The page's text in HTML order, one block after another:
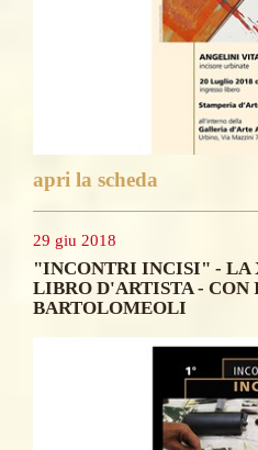
apri la scheda
29 giu 2018
"INCONTRI INCISI" - LA
LIBRO D'ARTISTA - CON
BARTOLOMEOLI